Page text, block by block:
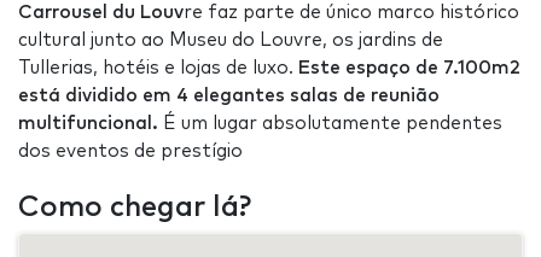
Carrousel du Louvre faz parte de único marco histórico
cultural junto ao Museu do Louvre, os jardins de
Tullerias, hotéis e lojas de luxo. Este espaço de 7.100m2
está dividido em 4 elegantes salas de reunião
multifuncional. É um lugar absolutamente pendentes
dos eventos de prestígio
Como chegar lá?